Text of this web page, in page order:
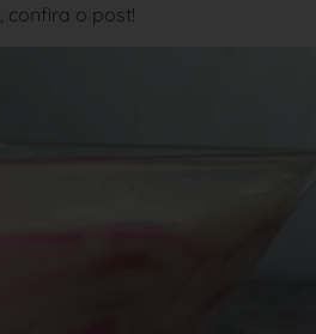
, confira o post!